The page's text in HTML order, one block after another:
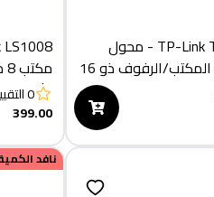
TP-Link TL-SG1016D - محول
جيجابت سطح المكتب/الرفوف ذو 16
الثانية
0
399.00
نافد